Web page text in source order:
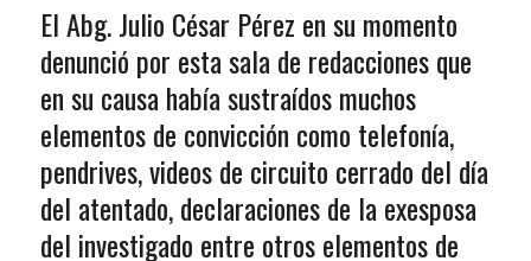
El Abg. Julio César Pérez en su momento
denunció por esta sala de redacciones que
en su causa había sustraídos muchos
elementos de convicción como telefonía,
pendrives, videos de circuito cerrado del día
del atentado, declaraciones de la exesposa
del investigado entre otros elementos de